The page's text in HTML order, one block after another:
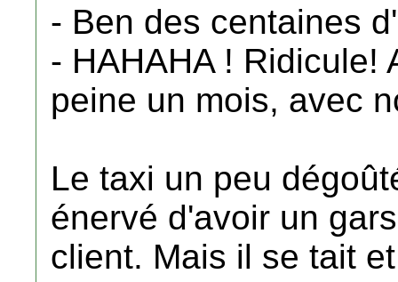
- Ben des centaines
- HAHAHA ! Ridicule!
peine un mois, avec
Le taxi un peu
énervé d'avoir un
client. Mais il se tait